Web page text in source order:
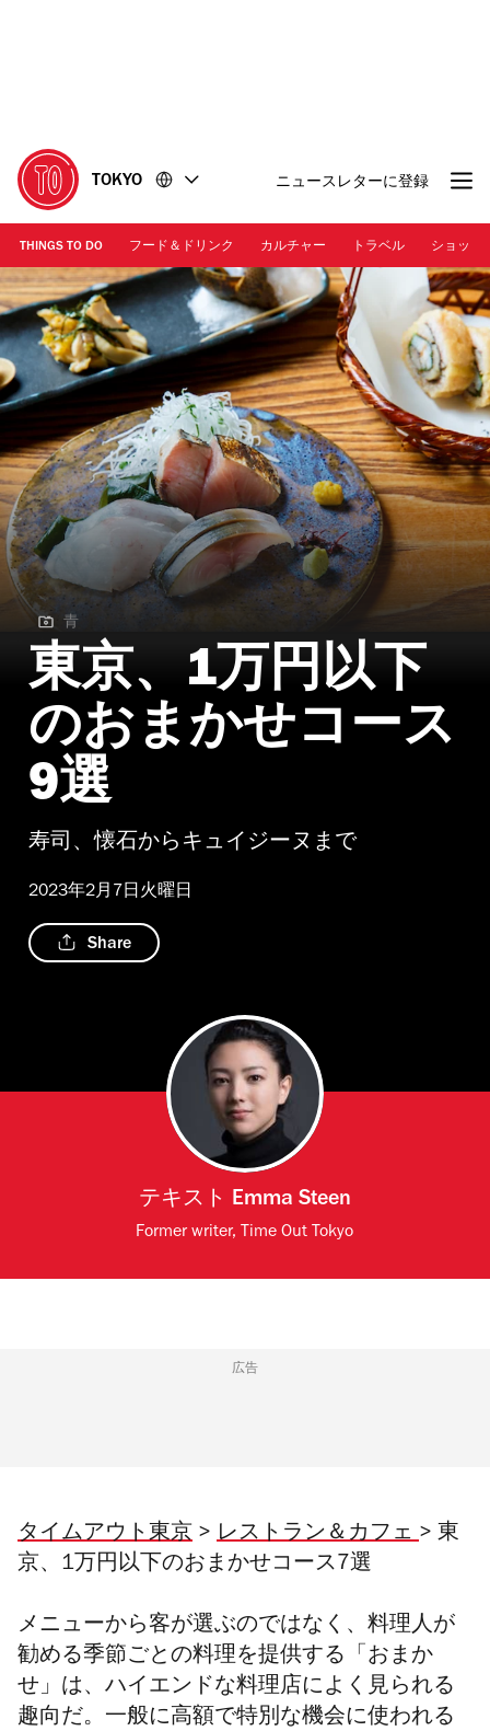
に
移
動
移
動
TOKYO ニュースレターに登録
THINGS TO DO フード＆ドリンク カルチャー トラベル ショッピ
青
青
東京、1万円以下
のおまかせコース
9選
寿司、懐石からキュイジーヌまで
2023年2月7日火曜日
Share
テキスト Emma Steen
Former writer, Time Out Tokyo
広告
タイムアウト東京 > レストラン＆カフェ> 東
京、1万円以下のおまかせコース7選
メニューから客が選ぶのではなく、料理人が
勧める季節ごとの料理を提供する「おまか
せ」は、ハイエンドな料理店によく見られる
趣向だ。一般に高額で特別な機会に使われる